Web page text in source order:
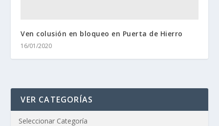
Ven colusión en bloqueo en Puerta de Hierro
16/01/2020
VER CATEGORÍAS